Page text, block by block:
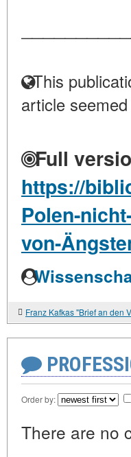
This
article
Full
https://
Polen-
von-
Order by:
There are no